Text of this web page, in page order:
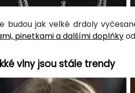
budou jak velké drdoly
pinetkami a dalšími doplňky
vlny jsou stále trendy